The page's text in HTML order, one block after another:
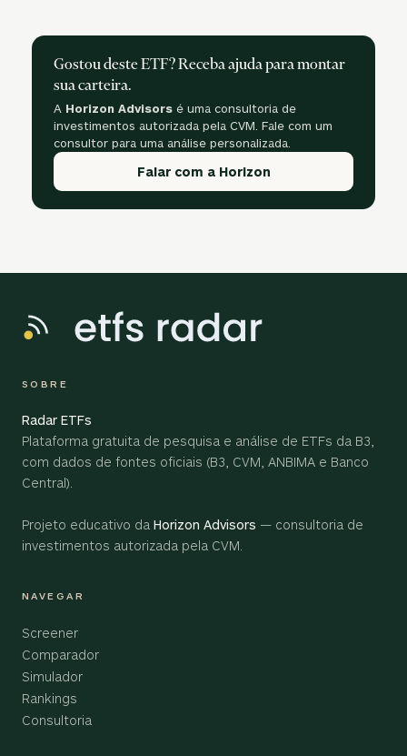
Gostou deste ETF? Receba ajuda para montar
sua carteira.
A Horizon Advisors é uma consultoria de
investimentos autorizada pela CVM. Fale com um
consultor para uma análise personalizada.
Falar com a Horizon
SOBRE
Radar ETFs
Plataforma gratuita de pesquisa e análise de ETFs da B3,
com dados de fontes oficiais (B3, CVM, ANBIMA e Banco
Central).
Projeto educativo da Horizon Advisors — consultoria de
investimentos autorizada pela CVM.
NAVEGAR
Screener
Comparador
Simulador
Rankings
Consultoria